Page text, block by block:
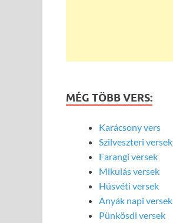
MÉG TÖBB VERS:
Karácsony vers
Szilveszteri versek
Farangi versek
Mikulás versek
Húsvéti versek
Anyák napi versek
Pünkösdi versek